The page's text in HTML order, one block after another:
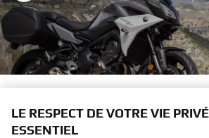
YAMAHA MOTOR
PARTICULIERS:
LE RESPECT DE VOTRE VIE
ESSENTIEL